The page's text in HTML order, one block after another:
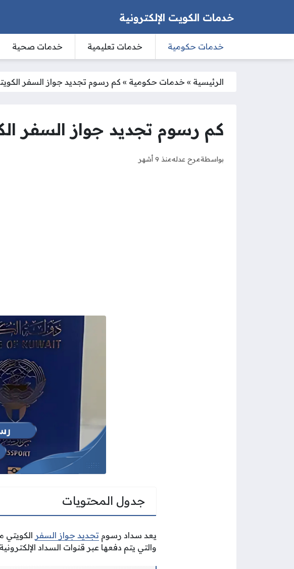
خدمات الكويت الإلكترونية
خدمات حكومية خدمات تعليمية خدمات صحية
الرئيسية » خدمات حكومية » كم رسوم تجديد جواز السفر الكويتي
كم رسوم تجديد جواز السفر
بواسطةمرح عدلهمنذ 9 أشهر
جدول المحتويات
يعد سداد رسوم تجديد جواز السفر الكويتي
والتي يتم دفعها عبر قنوات السداد